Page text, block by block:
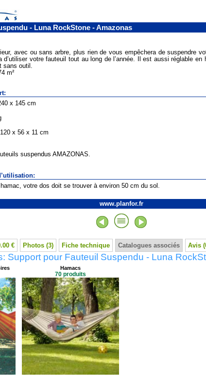
- Luna RockStone - Amazonas
avec ou sans arbre, plus rien de vous empêchera de suspendre
d’utiliser votre fauteuil tout au long de l’année. Il est aussi réglable
sans outil.
m²
x 145 cm
120 x 56 x 11 cm
suspendus AMAZONAS.
votre dos doit se trouver à environ 50 cm du sol.
www.planfor.fr
€ Photos (3) Fiche technique Catalogues associés Avis
Support pour Fauteuil Suspendu - Luna
Hamacs
70 produits